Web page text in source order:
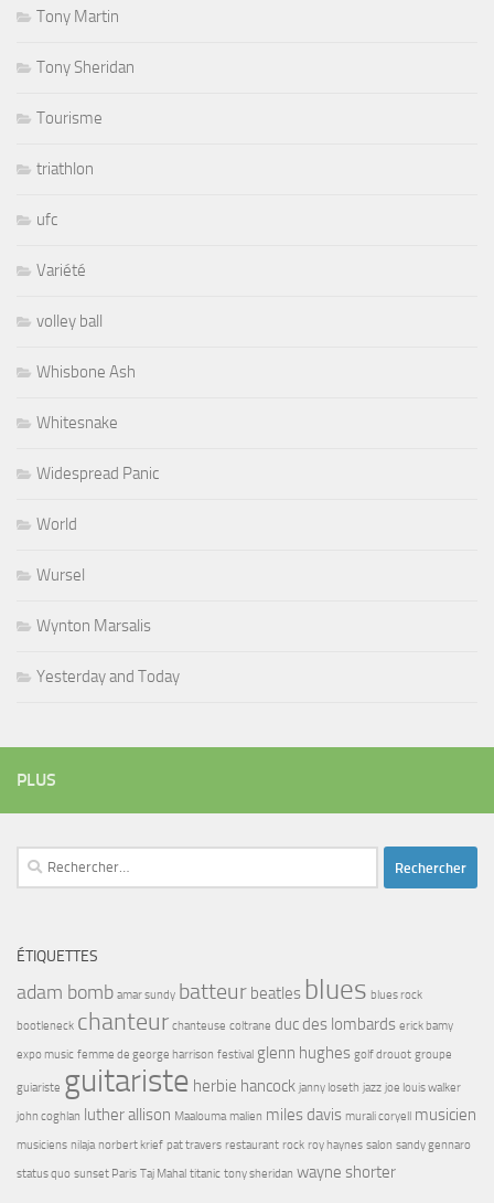
Tony Martin
Tony Sheridan
Tourisme
triathlon
ufc
Variété
volley ball
Whisbone Ash
Whitesnake
Widespread Panic
World
Wursel
Wynton Marsalis
Yesterday and Today
PLUS
Rechercher :
ÉTIQUETTES
adam bomb amar sundy batteur beatles blues blues rock
bootleneck chanteur chanteuse coltrane duc des lombards erick bamy
expo music femme de george harrison festival glenn hughes golf drouot groupe
guiariste guitariste herbie hancock janny loseth jazz joe louis walker
john coghlan luther allison Maalouma malien miles davis murali coryell musicien
musiciens nilaja norbert krief pat travers restaurant rock roy haynes salon sandy gennaro
status quo sunset Paris Taj Mahal titanic tony sheridan wayne shorter